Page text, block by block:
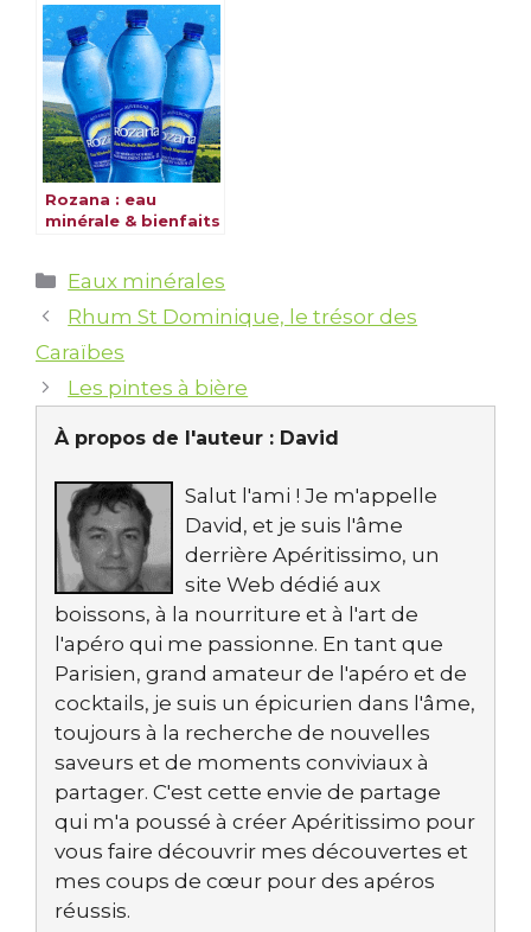
de la nature
Rozana : eau
minérale & bienfaits
Catégories
Eaux minérales
Rhum St Dominique, le trésor des
Caraïbes
Les pintes à bière
À propos de l'auteur : David
Salut l'ami ! Je m'appelle
David, et je suis l'âme
derrière Apéritissimo, un
site Web dédié aux
boissons, à la nourriture et à l'art de
l'apéro qui me passionne. En tant que
Parisien, grand amateur de l'apéro et de
cocktails, je suis un épicurien dans l'âme,
toujours à la recherche de nouvelles
saveurs et de moments conviviaux à
partager. C'est cette envie de partage
qui m'a poussé à créer Apéritissimo pour
vous faire découvrir mes découvertes et
mes coups de cœur pour des apéros
réussis.